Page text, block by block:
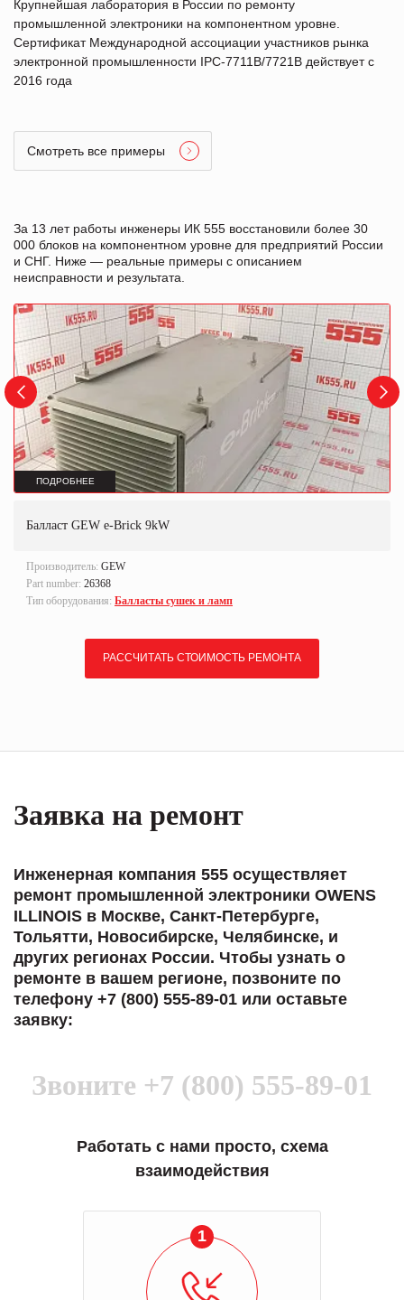
Крупнейшая лаборатория в России по ремонту
промышленной электроники на компонентном уровне.
Сертификат Международной ассоциации участников рынка
электронной промышленности IPC-7711B/7721B действует с
2016 года
Смотреть все примеры
За 13 лет работы инженеры ИК 555 восстановили более 30
000 блоков на компонентном уровне для предприятий России
и СНГ. Ниже — реальные примеры с описанием
неисправности и результата.
ПОДРОБНЕЕ
Балласт GEW e-Brick 9kW
Производитель: GEW
Part number: 26368
Тип оборудования: Балласты сушек и ламп
РАССЧИТАТЬ СТОИМОСТЬ РЕМОНТА
Заявка на ремонт
Инженерная компания 555 осуществляет
ремонт промышленной электроники OWENS
ILLINOIS в Москве, Санкт-Петербурге,
Тольятти, Новосибирске, Челябинске, и
других регионах России. Чтобы узнать о
ремонте в вашем регионе, позвоните по
телефону +7 (800) 555-89-01 или оставьте
заявку:
Звоните +7 (800) 555-89-01
Работать с нами просто, схема
взаимодействия
1